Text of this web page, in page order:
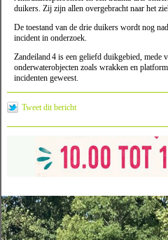
duikers. Zij zijn allen overgebracht naar het
De toestand van de drie duikers wordt nog
incident in onderzoek.
Zandeiland 4 is een geliefd duikgebied, mede
onderwaterobjecten zoals wrakken en
incidenten geweest.
Tweet dit bericht